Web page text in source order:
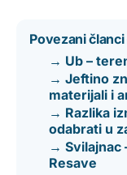
Povezani
→ Ub –
→ Jeftino
materijali i
→ Razlika
odabrati u
→ Svilajnac
Resave